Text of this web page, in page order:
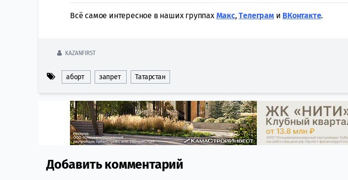
Всё самое интересное в наших группах Макс,Tелеграми ВКонтакте.
KAZANFIRST
аборт запрет Татарстан
Comment section
Добавить комментарий